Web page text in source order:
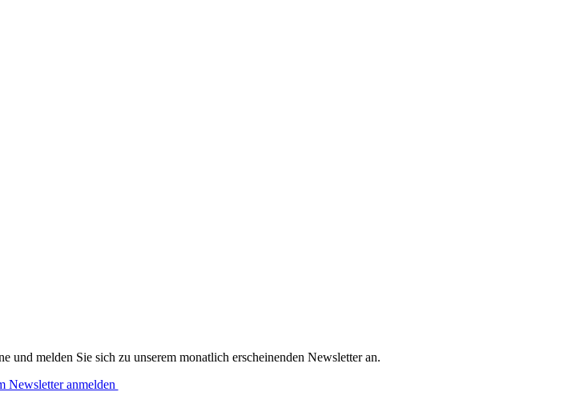
und melden Sie sich zu unserem monatlich erscheinenden Newsletter an.
Newsletter anmelden